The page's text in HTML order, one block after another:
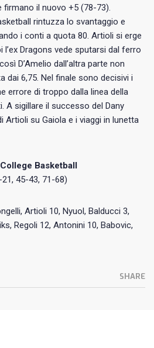
firmano il nuovo +5 (78-73).
rintuzza lo svantaggio e
i conti a quota 80. Artioli si erge
Dragons vede sputarsi dal ferro
D’Amelio dall’altra parte non
dai 6,75. Nel finale sono decisivi i
errore di troppo dalla linea della
A sigillare il successo del Dany
Artioli su Gaiola e i viaggi in lunetta
Basketball
45-43, 71-68)
Artioli 10, Nyuol, Balducci 3,
Regoli 12, Antonini 10, Babovic,
SHARE